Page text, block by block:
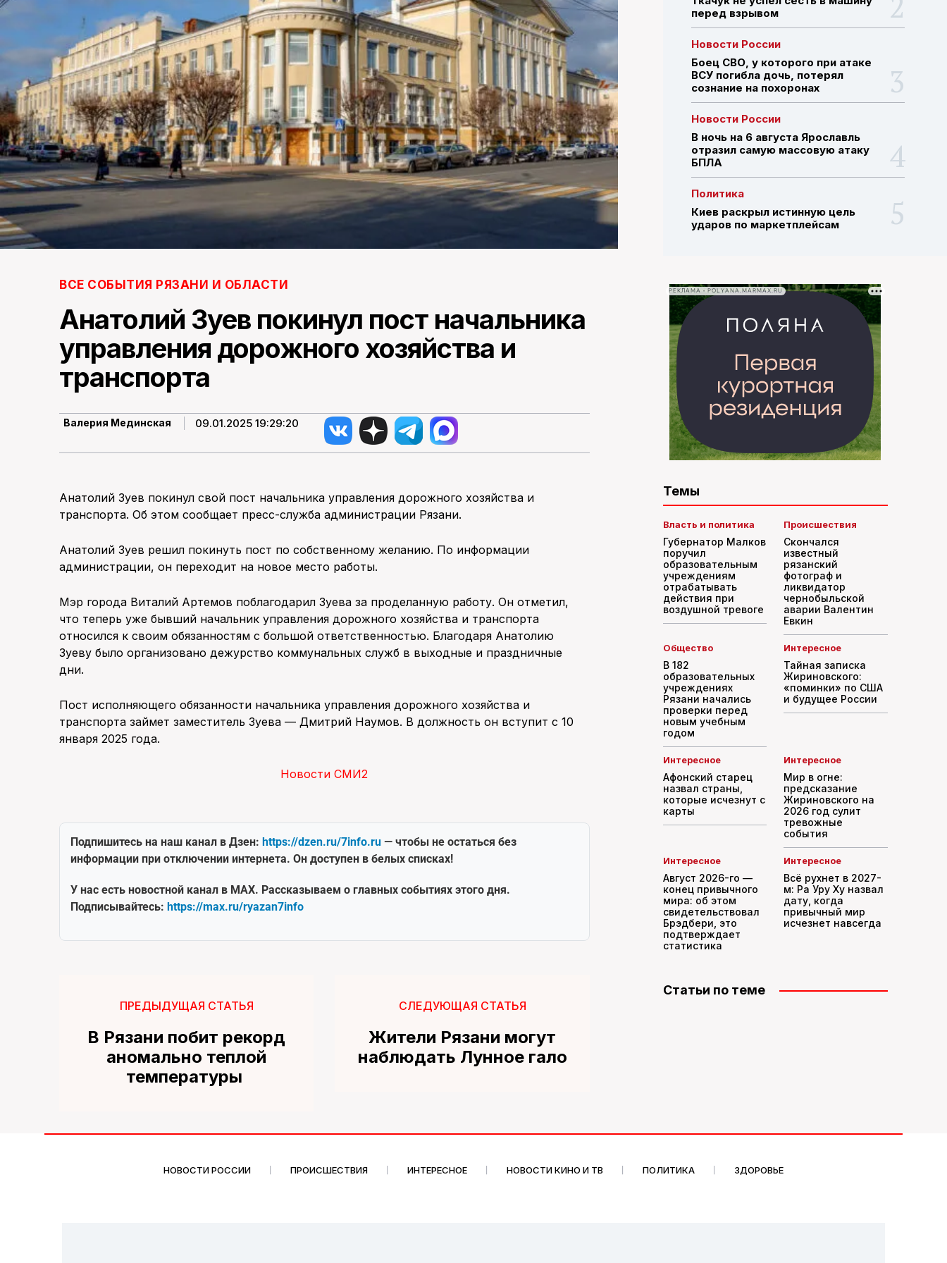
ПОИСК ПО САЙТУ
ВСЕ СОБЫТИЯ РЯЗАНИ И ОБЛАСТИ
Анатолий Зуев покинул пост начальника
управления дорожного хозяйства и
транспорта
Валерия Мединская 09.01.2025 19:29:20
Анатолий Зуев покинул свой пост начальника управления дорожного хозяйства и
транспорта. Об этом сообщает пресс-служба администрации Рязани.
Анатолий Зуев решил покинуть пост по собственному желанию. По информации
администрации, он переходит на новое место работы.
Мэр города Виталий Артемов поблагодарил Зуева за проделанную работу. Он отметил,
что теперь уже бывший начальник управления дорожного хозяйства и транспорта
относился к своим обязанностям с большой ответственностью. Благодаря Анатолию
Зуеву было организовано дежурство коммунальных служб в выходные и праздничные
дни.
Пост исполняющего обязанности начальника управления дорожного хозяйства и
транспорта займет заместитель Зуева — Дмитрий Наумов. В должность он вступит с 10
января 2025 года.
Новости СМИ2
Подпишитесь на наш канал в Дзен: https://dzen.ru/7info.ru — чтобы не остаться без
информации при отключении интернета. Он доступен в белых списках!
У нас есть новостной канал в MAX. Рассказываем о главных событиях этого дня.
Подписывайтесь: https://max.ru/ryazan7info
ПРЕДЫДУЩАЯ СТАТЬЯ
В Рязани побит рекорд
аномально теплой
температуры
СЛЕДУЮЩАЯ СТАТЬЯ
Жители Рязани могут
наблюдать Лунное гало
перед взрывом
Новости России
Боец СВО, у которого при атаке
ВСУ погибла дочь, потерял
сознание на похоронах
Новости России
В ночь на 6 августа Ярославль
отразил самую массовую атаку
БПЛА
Политика
Киев раскрыл истинную цель
ударов по маркетплейсам
РЕКЛАМА • POLYANA.MARMAX.RU
Темы
Власть и политика
Губернатор Малков
поручил
образовательным
учреждениям
отрабатывать
действия при
воздушной тревоге
Происшествия
Скончался
известный
рязанский
фотограф и
ликвидатор
чернобыльской
аварии Валентин
Евкин
Общество
В 182
образовательных
учреждениях
Рязани начались
проверки перед
новым учебным
годом
Интересное
Тайная записка
Жириновского:
«поминки» по США
и будущее России
Интересное
Афонский старец
назвал страны,
которые исчезнут с
карты
Интересное
Мир в огне:
предсказание
Жириновского на
2026 год сулит
тревожные
события
Интересное
Август 2026-го —
конец привычного
мира: об этом
свидетельствовал
Брэдбери, это
подтверждает
статистика
Интересное
Всё рухнет в 2027-
м: Ра Уру Ху назвал
дату, когда
привычный мир
исчезнет навсегда
Статьи по теме
НОВОСТИ РОССИИ ПРОИСШЕСТВИЯ ИНТЕРЕСНОЕ НОВОСТИ КИНО И ТВ ПОЛИТИКА ЗДОРОВЬЕ